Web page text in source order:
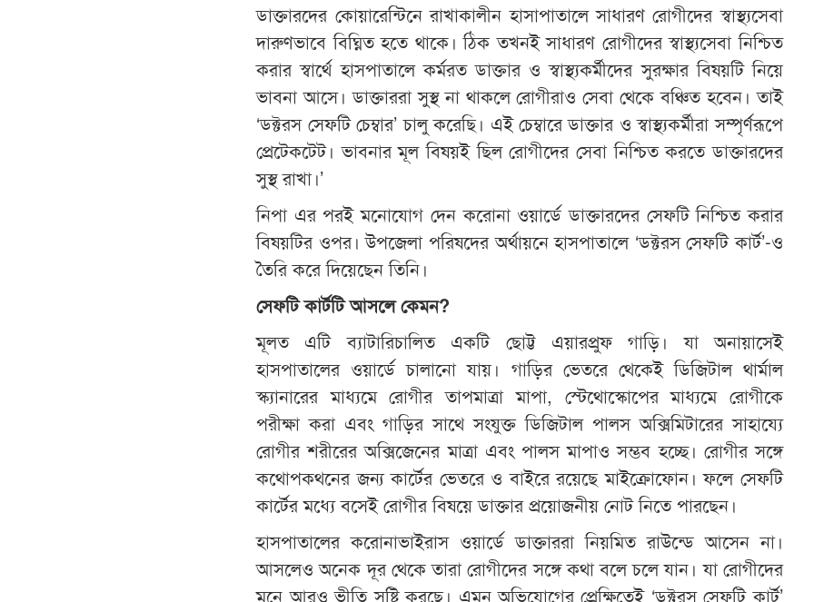
ডাক্তারদের কোয়ারেন্টিনে রাখাকালীন হাসাপাতালে সাধারণ রোগীদের স্বাস্থ্যসেবা
দারুণভাবে বিঘ্নিত হতে থাকে। ঠিক তখনই সাধারণ রোগীদের স্বাস্থ্যসেবা নিশ্চিত
করার স্বার্থে হাসপাতালে কর্মরত ডাক্তার ও স্বাস্থ্যকর্মীদের সুরক্ষার বিষয়টি নিয়ে
ভাবনা আসে। ডাক্তাররা সুস্থ না থাকলে রোগীরাও সেবা থেকে বঞ্চিত হবেন। তাই
‘ডক্টরস সেফটি চেম্বার’ চালু করেছি। এই চেম্বারে ডাক্তার ও স্বাস্থ্যকর্মীরা সম্পৃর্ণরূপে
প্রেটেকটেট। ভাবনার মূল বিষয়ই ছিল রোগীদের সেবা নিশ্চিত করতে ডাক্তারদের
সুস্থ রাখা।’
নিপা এর পরই মনোযোগ দেন করোনা ওয়ার্ডে ডাক্তারদের সেফটি নিশ্চিত করার
বিষয়টির ওপর। উপজেলা পরিষদের অর্থায়নে হাসপাতালে ‘ডক্টরস সেফটি কার্ট’-ও
তৈরি করে দিয়েছেন তিনি।
সেফটি কার্টটি আসলে কেমন?
মূলত এটি ব্যাটারিচালিত একটি ছোট্ট এয়ারপ্রুফ গাড়ি। যা অনায়াসেই
হাসপাতালের ওয়ার্ডে চালানো যায়। গাড়ির ভেতরে থেকেই ডিজিটাল থার্মাল
স্ক্যানারের মাধ্যমে রোগীর তাপমাত্রা মাপা, স্টেথোস্কোপের মাধ্যমে রোগীকে
পরীক্ষা করা এবং গাড়ির সাথে সংযুক্ত ডিজিটাল পালস অক্সিমিটারের সাহায্যে
রোগীর শরীরের অক্সিজেনের মাত্রা এবং পালস মাপাও সম্ভব হচ্ছে। রোগীর সঙ্গে
কথোপকথনের জন্য কার্টের ভেতরে ও বাইরে রয়েছে মাইক্রোফোন। ফলে সেফটি
কার্টের মধ্যে বসেই রোগীর বিষয়ে ডাক্তার প্রয়োজনীয় নোট নিতে পারছেন।
হাসপাতালের করোনাভাইরাস ওয়ার্ডে ডাক্তাররা নিয়মিত রাউন্ডে আসেন না।
আসলেও অনেক দূর থেকে তারা রোগীদের সঙ্গে কথা বলে চলে যান। যা রোগীদের
মনে আরও ভীতি সৃষ্টি করছে। এমন অভিযোগের প্রেক্ষিতেই ‘ডক্টরস সেফটি কার্ট’